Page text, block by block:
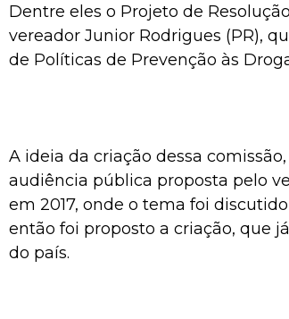
Dentre eles o Projeto de
vereador Junior Rodrigues (PR),
de Políticas de Prevenção às
A ideia da criação dessa
audiência pública proposta pelo
em 2017, onde o tema foi
então foi proposto a criação, que
do país.